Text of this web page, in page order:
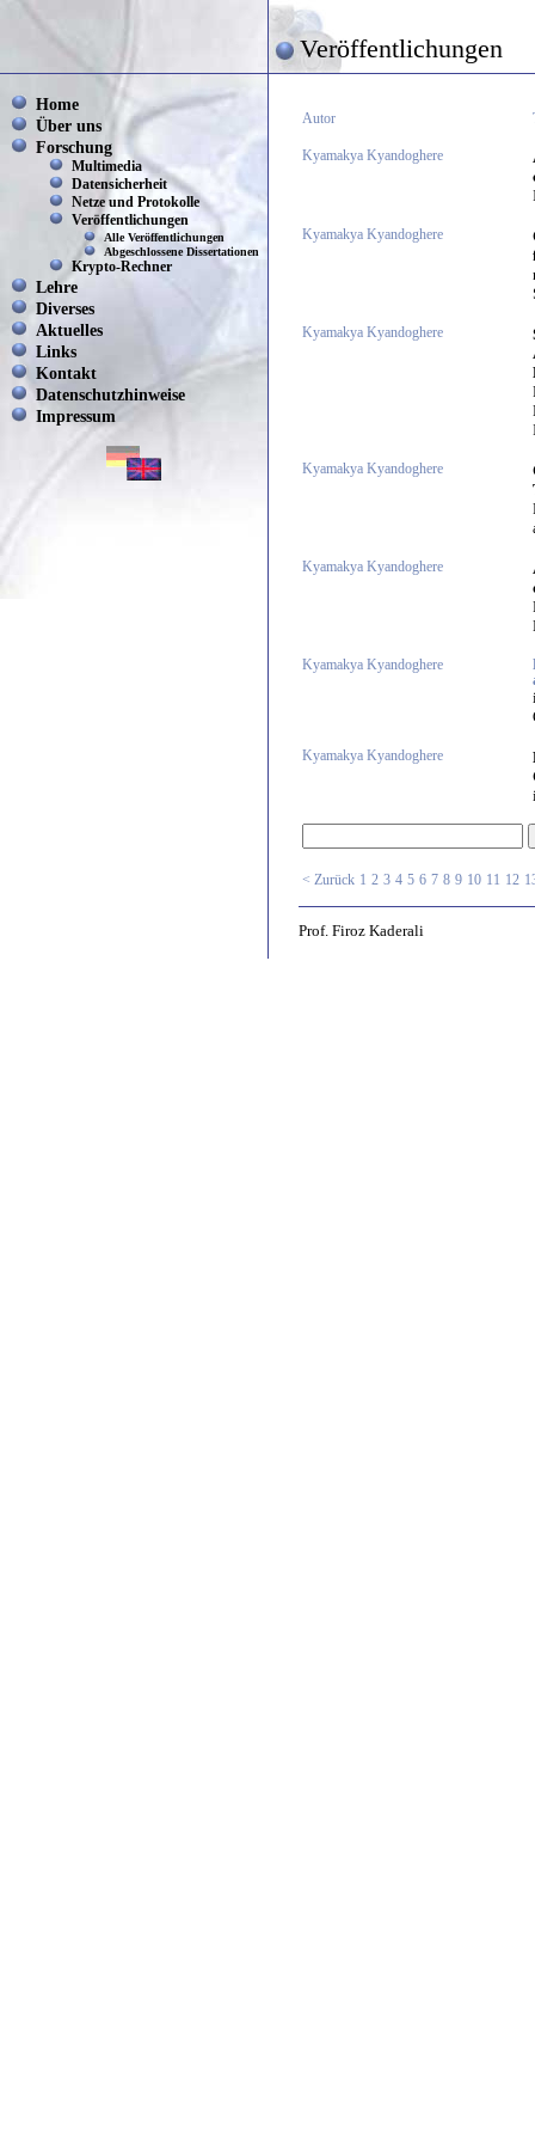
Veröffentlichungen
Home
Über uns
Forschung
Multimedia
Datensicherheit
Netze und Protokolle
Veröffentlichungen
Alle Veröffentlichungen
Abgeschlossene Dissertationen
Krypto-Rechner
Lehre
Diverses
Aktuelles
Links
Kontakt
Datenschutzhinweise
Impressum
Autor
Kyamakya Kyandoghere
Kyamakya Kyandoghere
Kyamakya Kyandoghere
Kyamakya Kyandoghere
Kyamakya Kyandoghere
Kyamakya Kyandoghere
Kyamakya Kyandoghere
< Zurück 1 2 3 4 5 6 7 8 9 10 11 12
Prof. Firoz Kaderali